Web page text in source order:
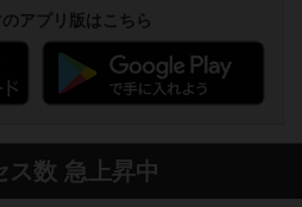
アプリ版はこちら
ス数 急上昇中